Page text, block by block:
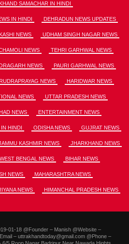
SAMACHAR IN HINDI
IN HINDI DEHRADUN NEWS UPDATES
NEWS UDHAM SINGH NAGAR NEWS
NEWS TEHRI GARHWAL NEWS
NEWS PAURI GARHWAL NEWS
RUDRAPRAYAG NEWS HARIDWAR NEWS
NEWS UTTAR PRADESH NEWS
NEWS ENTERTAINMENT NEWS
HINDI ODISHA NEWS GUJRAT NEWS
KASHMIR NEWS JHARKHAND NEWS
WEST BENGAL NEWS BIHAR NEWS
NEWS MAHARASHTRA NEWS
NEWS HIMANCHAL PRADESH NEWS
01-18 @Founder – Manish @Website –
– uttrakhandtoday@gmail.com @Phone –